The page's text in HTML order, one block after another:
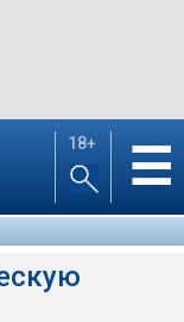
18+ ☰